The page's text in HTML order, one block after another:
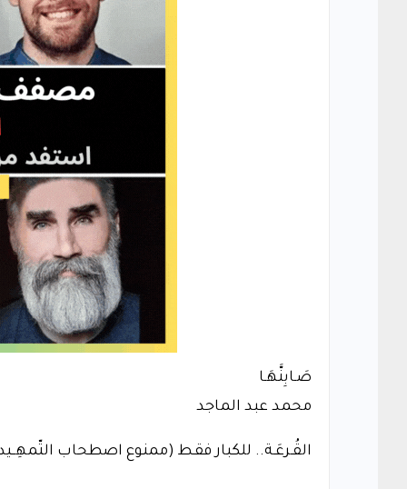
صَـابِنَّهَـا
محمد عبد الماجد
القُـرعَـة.. للكبار فقـط (ممنوع اصطحاب